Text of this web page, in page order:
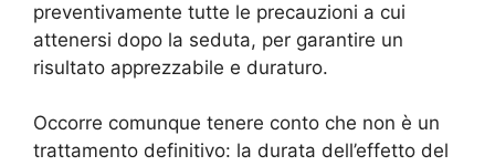
preventivamente tutte le precauzioni a cui
attenersi dopo la seduta, per garantire un
risultato apprezzabile e duraturo.
Occorre comunque tenere conto che non è un
trattamento definitivo: la durata dell’effetto del